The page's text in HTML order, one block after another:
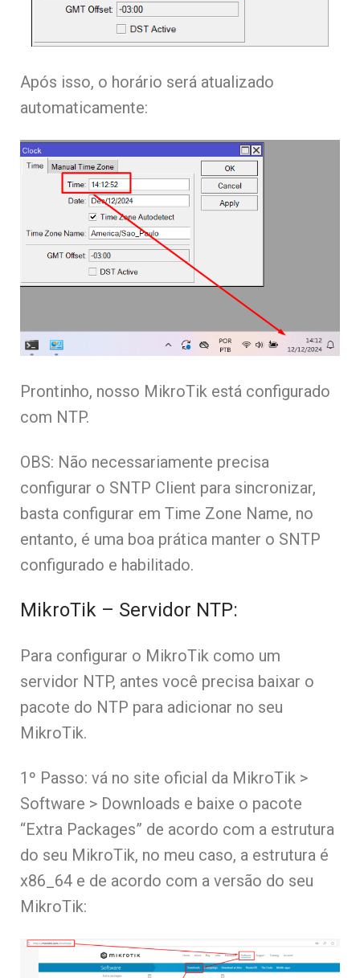
Após isso, o horário será atualizado
automaticamente:
Prontinho, nosso MikroTik está configurado
com NTP.
OBS: Não necessariamente precisa
configurar o SNTP Client para sincronizar,
basta configurar em Time Zone Name, no
entanto, é uma boa prática manter o SNTP
configurado e habilitado.
MikroTik – Servidor NTP:
Para configurar o MikroTik como um
servidor NTP, antes você precisa baixar o
pacote do NTP para adicionar no seu
MikroTik.
1º Passo: vá no site oficial da MikroTik >
Software > Downloads e baixe o pacote
“Extra Packages” de acordo com a estrutura
do seu MikroTik, no meu caso, a estrutura é
x86_64 e de acordo com a versão do seu
MikroTik: